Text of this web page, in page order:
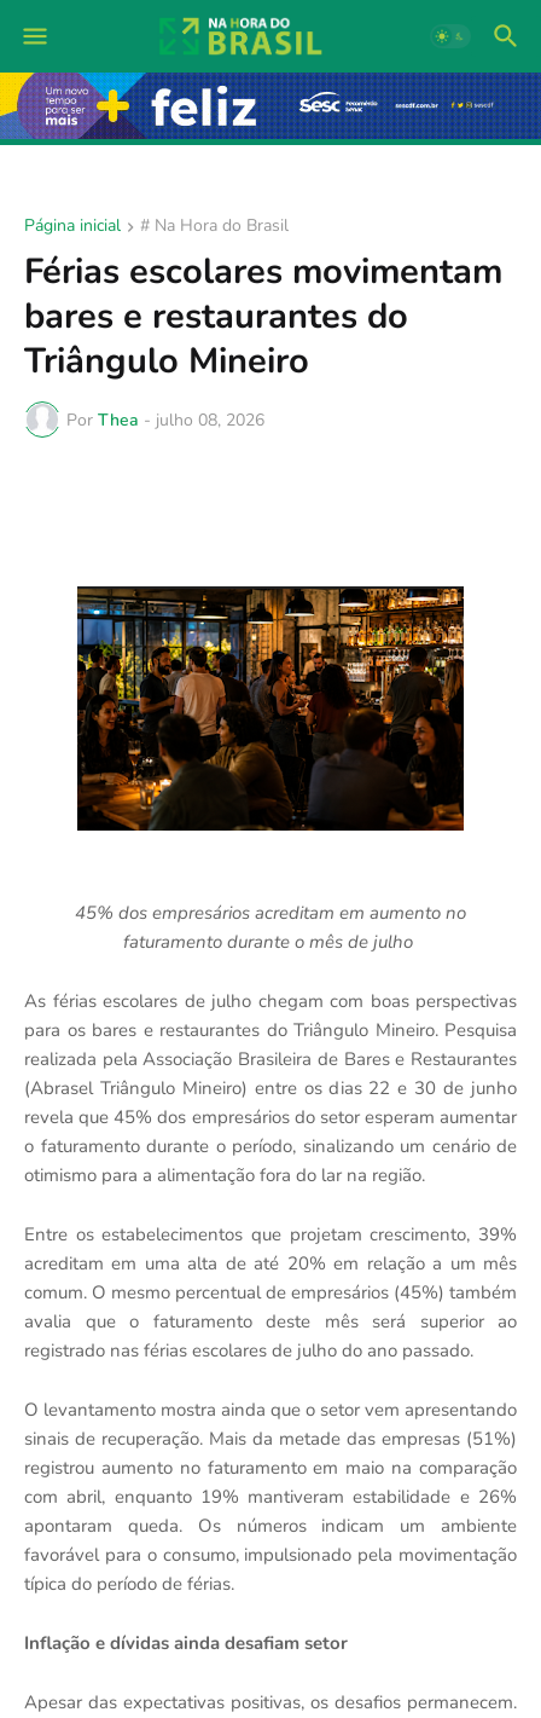
Página inicial # Na Hora do Brasil
Férias escolares movimentam
bares e restaurantes do
Triângulo Mineiro
Por Thea - julho 08, 2026
45% dos empresários acreditam em aumento no
faturamento durante o mês de julho
As férias escolares de julho chegam com boas perspectivas
para os bares e restaurantes do Triângulo Mineiro. Pesquisa
realizada pela Associação Brasileira de Bares e Restaurantes
(Abrasel Triângulo Mineiro) entre os dias 22 e 30 de junho
revela que 45% dos empresários do setor esperam aumentar
o faturamento durante o período, sinalizando um cenário de
otimismo para a alimentação fora do lar na região.
Entre os estabelecimentos que projetam crescimento, 39%
acreditam em uma alta de até 20% em relação a um mês
comum. O mesmo percentual de empresários (45%) também
avalia que o faturamento deste mês será superior ao
registrado nas férias escolares de julho do ano passado.
O levantamento mostra ainda que o setor vem apresentando
sinais de recuperação. Mais da metade das empresas (51%)
registrou aumento no faturamento em maio na comparação
com abril, enquanto 19% mantiveram estabilidade e 26%
apontaram queda. Os números indicam um ambiente
favorável para o consumo, impulsionado pela movimentação
típica do período de férias.
Inflação e dívidas ainda desafiam setor
Apesar das expectativas positivas, os desafios permanecem.